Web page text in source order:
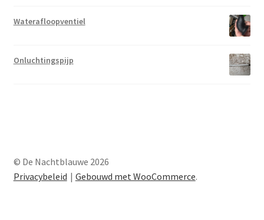
Waterafloopventiel
Onluchtingspijp
© De Nachtblauwe 2026
Privacybeleid
Gebouwd met WooCommerce.